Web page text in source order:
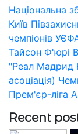
Національна
Київ
чемпіонів
Тайсон Ф'юрі
"Реал Мадрид
асоціація)
Прем'єр-ліга
Recent